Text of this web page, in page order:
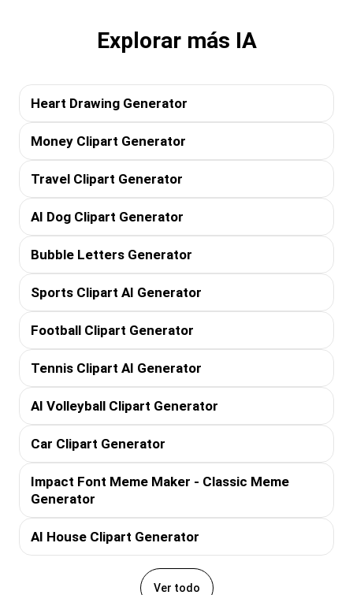
Explorar más IA
Heart Drawing Generator
Money Clipart Generator
Travel Clipart Generator
AI Dog Clipart Generator
Bubble Letters Generator
Sports Clipart AI Generator
Football Clipart Generator
Tennis Clipart AI Generator
AI Volleyball Clipart Generator
Car Clipart Generator
Impact Font Meme Maker - Classic Meme
Generator
AI House Clipart Generator
Ver todo